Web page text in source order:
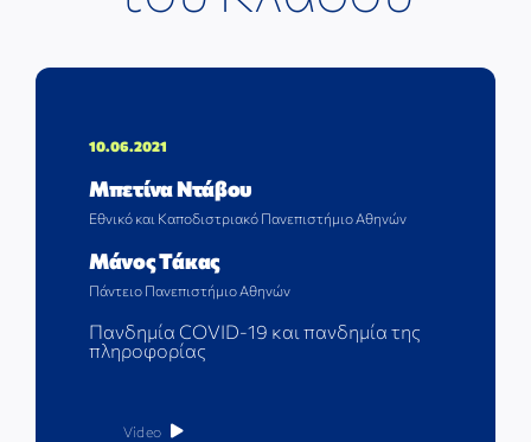
ΕΠΙΣΤΗΜΟΝΙΚΕΣ ΕΚΔΗΛΩΣΕΙΣ
ΕΠΙΣΤΗΜΟΝΙΚΟ ΥΛΙΚΟ
ΑΝΑΚΟΙΝΩΣΕΙΣ
ΕΠΙΚΟΙΝΩΝΙΑ
10.06.2021
Μπετίνα Ντάβου
Εθνικό και Καποδιστριακό Πανεπιστήμιο Αθηνών
Μάνος Τάκας
Πάντειο Πανεπιστήμιο Αθηνών
Πανδημία COVID-19 και πανδημία της
πληροφορίας
Video